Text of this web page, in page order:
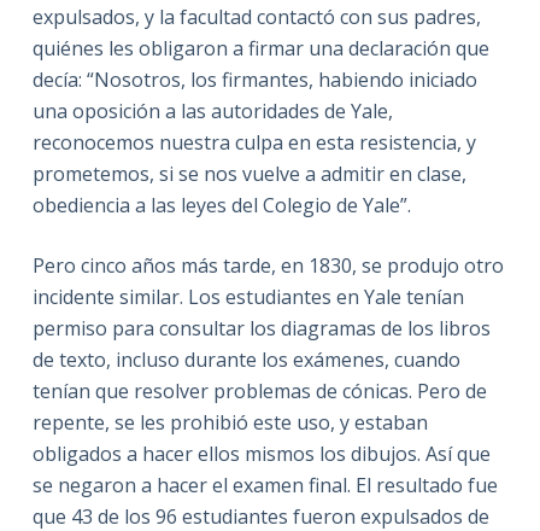
expulsados, y la facultad contactó con sus padres,
quiénes les obligaron a firmar una declaración que
decía: “Nosotros, los firmantes, habiendo iniciado
una oposición a las autoridades de Yale,
reconocemos nuestra culpa en esta resistencia, y
prometemos, si se nos vuelve a admitir en clase,
obediencia a las leyes del Colegio de Yale”.
Pero cinco años más tarde, en 1830, se produjo otro
incidente similar. Los estudiantes en Yale tenían
permiso para consultar los diagramas de los libros
de texto, incluso durante los exámenes, cuando
tenían que resolver problemas de cónicas. Pero de
repente, se les prohibió este uso, y estaban
obligados a hacer ellos mismos los dibujos. Así que
se negaron a hacer el examen final. El resultado fue
que 43 de los 96 estudiantes fueron expulsados de